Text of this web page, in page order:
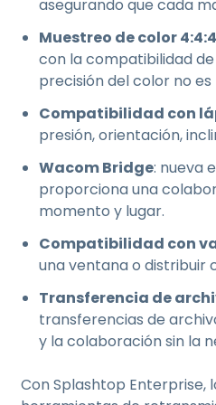
asegurando que cada
Muestreo de color 4:4:4
con la compatibilidad
precisión del color no
Compatibilidad con
presión, orientación,
Wacom Bridge: nueva
proporciona una
momento y lugar.
Compatibilidad con
una ventana o distribuir
Transferencia de
transferencias de
y la colaboración sin la
Con Splashtop